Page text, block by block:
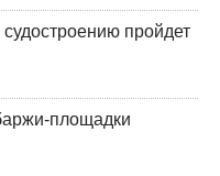
пройдет
площадки